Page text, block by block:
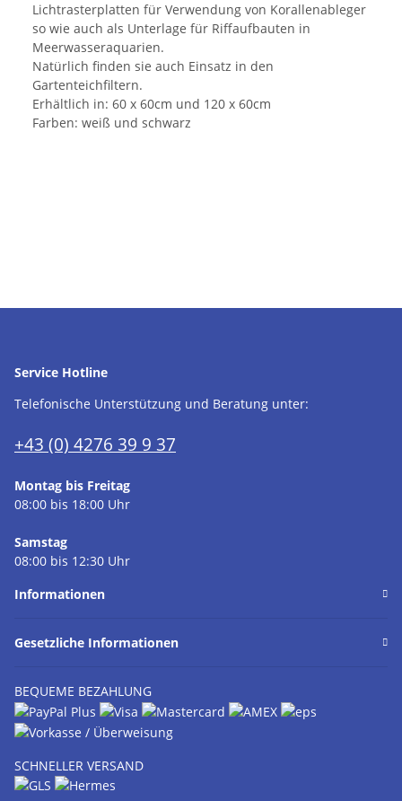
Lichtrasterplatten für Verwendung von Korallenableger
so wie auch als Unterlage für Riffaufbauten in
Meerwasseraquarien.
Natürlich finden sie auch Einsatz in den
Gartenteichfiltern.
Erhältlich in: 60 x 60cm und 120 x 60cm
Farben: weiß und schwarz
Service Hotline
Telefonische Unterstützung und Beratung unter:
+43 (0) 4276 39 9 37
Montag bis Freitag
08:00 bis 18:00 Uhr
Samstag
08:00 bis 12:30 Uhr
Informationen
Gesetzliche Informationen
BEQUEME BEZAHLUNG
SCHNELLER VERSAND